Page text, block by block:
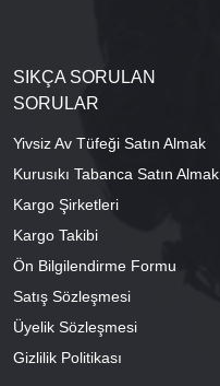
SIKÇA SORULAN
SORULAR
Yivsiz Av Tüfeği Satın Almak
Kurusıkı Tabanca Satın Almak
Kargo Şirketleri
Kargo Takibi
Ön Bilgilendirme Formu
Satış Sözleşmesi
Üyelik Sözleşmesi
Gizlilik Politikası